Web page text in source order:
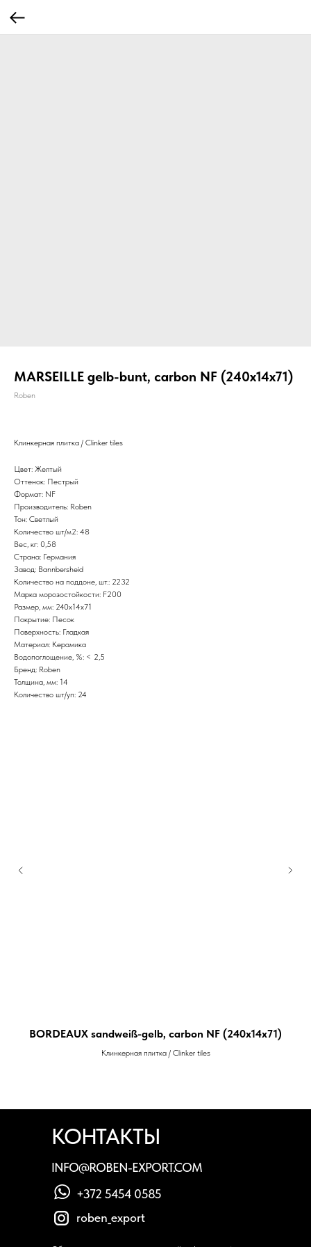
MARSEILLE gelb-bunt, carbon NF (240x14x71)
Roben
Клинкерная плитка / Clinker tiles
Цвет: Желтый
Оттенок: Пестрый
Формат: NF
Производитель: Roben
Тон: Светлый
Количество шт/м2: 48
Вес, кг: 0,58
Страна: Германия
Завод: Bannbersheid
Количество на поддоне, шт.: 2232
Марка морозостойкости: F200
Размер, мм: 240x14x71
Покрытие: Песок
Поверхность: Гладкая
Материал: Керамика
Водопоглощение, %: < 2,5
Бренд: Roben
Толщина, мм: 14
Количество шт/уп: 24
BORDEAUX sandweiß-gelb, carbon NF (240x14x71)
Клинкерная плитка / Clinker tiles
КОНТАКТЫ
INFO@ROBEN-EXPORT.COM
+372 5454 0585
roben_export